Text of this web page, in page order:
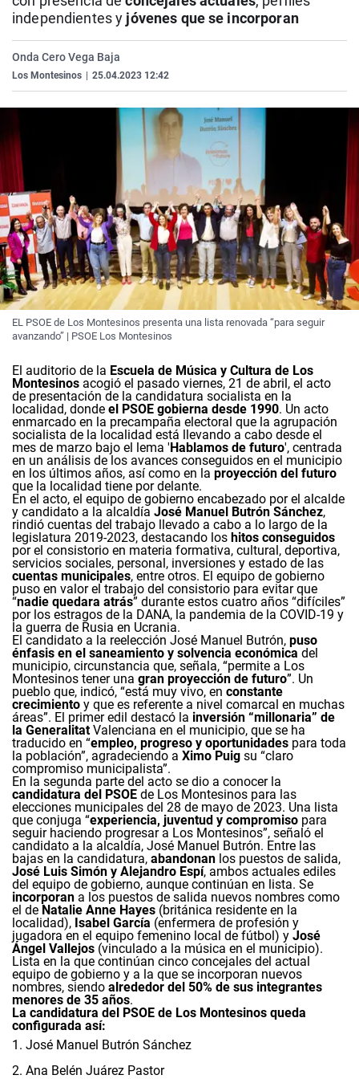
La rosa de los vientos
Gente viajera
Caso
Retornados
Extremadura
Galicia
País Vasco
Virales
Televisión
independientes y jóvenes que se incorporan
Onda Cero Vega Baja
Los Montesinos 25.04.2023 12:42
EL PSOE de Los Montesinos presenta una lista renovada “para seguir
avanzando” | PSOE Los Montesinos
El auditorio de la Escuela de Música y Cultura de Los
Montesinos acogió el pasado viernes, 21 de abril, el acto
de presentación de la candidatura socialista en la
localidad, donde el PSOE gobierna desde 1990. Un acto
enmarcado en la precampaña electoral que la agrupación
socialista de la localidad está llevando a cabo desde el
mes de marzo bajo el lema 'Hablamos de futuro', centrada
en un análisis de los avances conseguidos en el municipio
en los últimos años, así como en la proyección del futuro
que la localidad tiene por delante.
En el acto, el equipo de gobierno encabezado por el alcalde
y candidato a la alcaldía José Manuel Butrón Sánchez,
rindió cuentas del trabajo llevado a cabo a lo largo de la
legislatura 2019-2023, destacando los hitos conseguidos
por el consistorio en materia formativa, cultural, deportiva,
servicios sociales, personal, inversiones y estado de las
cuentas municipales, entre otros. El equipo de gobierno
puso en valor el trabajo del consistorio para evitar que
“nadie quedara atrás” durante estos cuatro años “difíciles”
por los estragos de la DANA, la pandemia de la COVID-19 y
la guerra de Rusia en Ucrania.
El candidato a la reelección José Manuel Butrón, puso
énfasis en el saneamiento y solvencia económica del
municipio, circunstancia que, señala, “permite a Los
Montesinos tener una gran proyección de futuro”. Un
pueblo que, indicó, “está muy vivo, en constante
crecimiento y que es referente a nivel comarcal en muchas
áreas”. El primer edil destacó la inversión “millonaria” de
la GeneralitatValenciana en el municipio, que se ha
traducido en “empleo, progreso y oportunidades para toda
la población”, agradeciendo a Ximo Puig su “claro
compromiso municipalista”.
En la segunda parte del acto se dio a conocer la
candidatura del PSOE de Los Montesinos para las
elecciones municipales del 28 de mayo de 2023. Una lista
que conjuga “experiencia, juventud y compromiso para
seguir haciendo progresar a Los Montesinos”, señaló el
candidato a la alcaldía, José Manuel Butrón. Entre las
bajas en la candidatura, abandonan los puestos de salida,
José Luis Simón y Alejandro Espí, ambos actuales ediles
del equipo de gobierno, aunque continúan en lista. Se
incorporan a los puestos de salida nuevos nombres como
el de Natalie Anne Hayes (británica residente en la
localidad), Isabel García (enfermera de profesión y
jugadora en el equipo femenino local de fútbol) y José
Ángel Vallejos (vinculado a la música en el municipio).
Lista en la que continúan cinco concejales del actual
equipo de gobierno y a la que se incorporan nuevos
nombres, siendo alrededor del 50% de sus integrantes
menores de 35 años.
La candidatura del PSOE de Los Montesinos queda
configurada así:
1. José Manuel Butrón Sánchez
2. Ana Belén Juárez Pastor